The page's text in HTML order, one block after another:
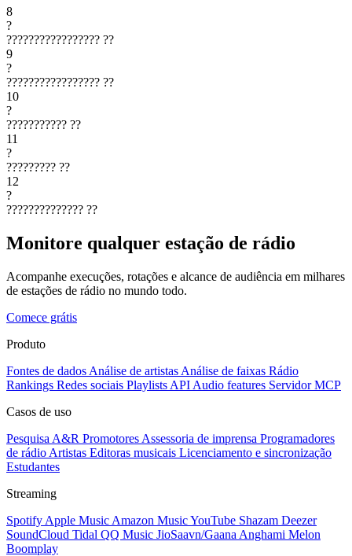
8
?
????????????????? ??
9
?
????????????????? ??
10
?
??????????? ??
11
?
????????? ??
12
?
?????????????? ??
Monitore qualquer estação de rádio
Acompanhe execuções, rotações e alcance de audiência em milhares
de estações de rádio no mundo todo.
Comece grátis
Produto
Fontes de dados Análise de artistas Análise de faixas Rádio
Rankings Redes sociais Playlists API Audio features Servidor MCP
Casos de uso
Pesquisa A&R Promotores Assessoria de imprensa Programadores
de rádio Artistas Editoras musicais Licenciamento e sincronização
Estudantes
Streaming
Spotify Apple Music Amazon MusicYouTube Shazam Deezer
SoundCloud Tidal QQ Music JioSaavn/Gaana Anghami Melon
Boomplay